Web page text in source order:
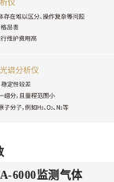
6000监测气体